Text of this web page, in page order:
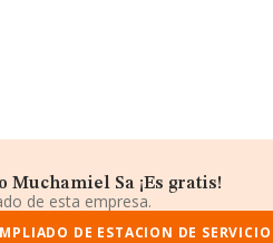
Sa ¡Es gratis!
de esta empresa.
DE ESTACION DE